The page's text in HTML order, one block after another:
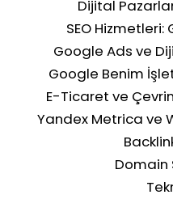
Dijital
SEO
Google Ads ve
Google Benim
E-Ticaret ve
Yandex Metrica ve
Domain